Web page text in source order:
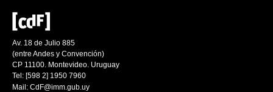
Av. 18 de Julio 885
(entre Andes y Convención)
CP 11100. Montevideo. Uruguay
Tel: [598 2] 1950 7960
Mail: CdF@imm.gub.uy